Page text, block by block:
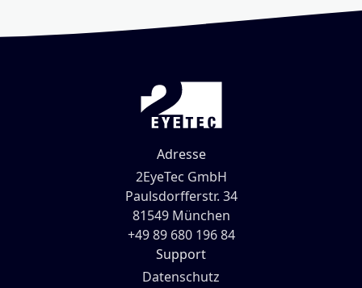
Adresse
2EyeTec GmbH
Paulsdorfferstr. 34
81549 München
+49 89 680 196 84
Support
Datenschutz